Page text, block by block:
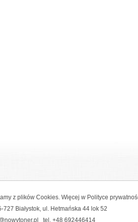
z plików Cookies. Więcej w Polityce
727 Białystok, ul. Hetmańska 44 lok 52
tel. +48 692446414